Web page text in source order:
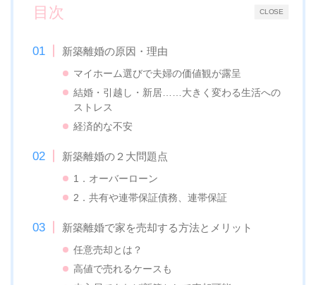
CLOSE
目次
新築離婚の原因・理由
マイホーム選びで夫婦の価値観が露呈
結婚・引越し・新居……大きく変わる生活への
ストレス
経済的な不安
新築離婚の２大問題点
1．オーバーローン
2．共有や連帯保証債務、連帯保証
新築離婚で家を売却する方法とメリット
任意売却とは？
高値で売れるケースも